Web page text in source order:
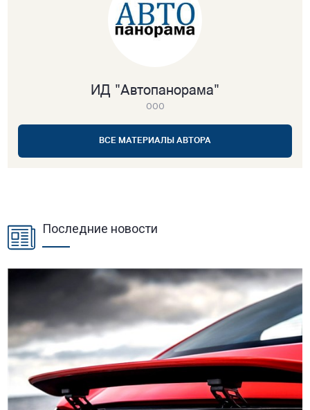
ИД "Автопанорама"
ООО
ВСЕ МАТЕРИАЛЫ АВТОРА
Последние новости